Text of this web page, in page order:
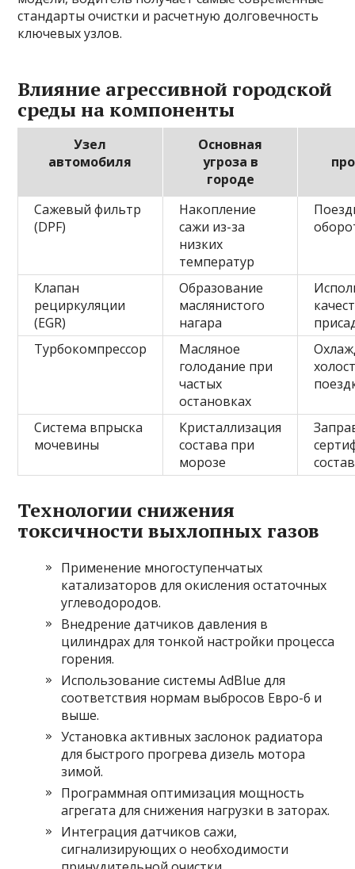
стандарты очистки и расчетную долговечность
ключевых узлов.
Влияние агрессивной городской
среды на компоненты
Узел
автомобиля
Основная
угроза в
городе
Сажевый фильтр
(DPF)
Накопление
сажи из-за
низких
температур
Клапан
рециркуляции
(EGR)
Образование
маслянистого
нагара
Турбокомпрессор
Масляное
голодание при
частых
остановках
Система впрыска
мочевины
Кристаллизация
состава при
морозе
Технологии снижения
токсичности выхлопных газов
Применение многоступенчатых
катализаторов для окисления остаточных
углеводородов.
Внедрение датчиков давления в
цилиндрах для тонкой настройки процесса
горения.
Использование системы AdBlue для
соответствия нормам выбросов Евро-6 и
выше.
Установка активных заслонок радиатора
для быстрого прогрева дизель мотора
зимой.
Программная оптимизация мощность
агрегата для снижения нагрузки в заторах.
Интеграция датчиков сажи,
сигнализирующих о необходимости